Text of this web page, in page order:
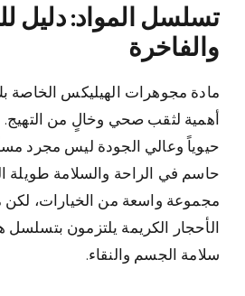
تسلسل المواد: دليل
والفاخرة
مادة مجوهرات الهيليكس الخاصة
أهمية لثقب صحي وخالٍ من التهيج.
حيوياً وعالي الجودة ليس مجرد
حاسم في الراحة والسلامة طويلة
مجموعة واسعة من الخيارات، لكن
الأحجار الكريمة يلتزمون بتسلسل
سلامة الجسم والنقاء.